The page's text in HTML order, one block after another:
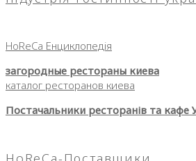
HoReCa Енциклопедія
загородные рестораны киева
каталог ресторанов киева
Постачальники ресторанів та кафе